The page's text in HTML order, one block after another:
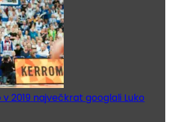
v 2019 največkrat googlali Luko